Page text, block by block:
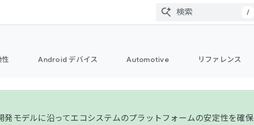
/
性 Android デバイス Automotive リファレンス
発モデルに沿ってエコシステムのプラットフォームの安定性を確保